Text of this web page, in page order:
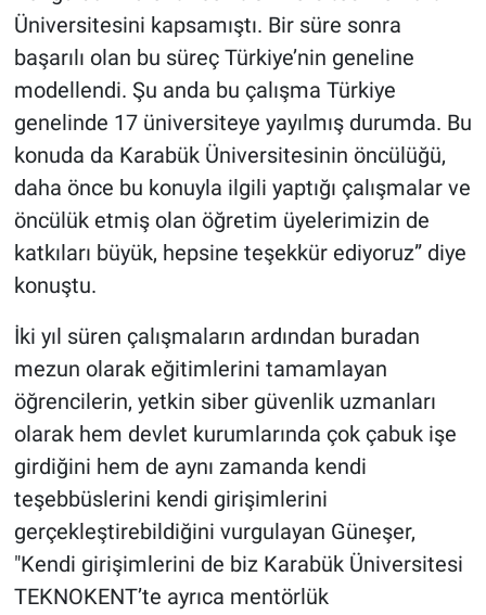
Üniversitesini kapsamıştı. Bir süre sonra
başarılı olan bu süreç Türkiye’nin geneline
modellendi. Şu anda bu çalışma Türkiye
genelinde 17 üniversiteye yayılmış durumda. Bu
konuda da Karabük Üniversitesinin öncülüğü,
daha önce bu konuyla ilgili yaptığı çalışmalar ve
öncülük etmiş olan öğretim üyelerimizin de
katkıları büyük, hepsine teşekkür ediyoruz” diye
konuştu.
İki yıl süren çalışmaların ardından buradan
mezun olarak eğitimlerini tamamlayan
öğrencilerin, yetkin siber güvenlik uzmanları
olarak hem devlet kurumlarında çok çabuk işe
girdiğini hem de aynı zamanda kendi
teşebbüslerini kendi girişimlerini
gerçekleştirebildiğini vurgulayan Güneşer,
"Kendi girişimlerini de biz Karabük Üniversitesi
TEKNOKENT’te ayrıca mentörlük